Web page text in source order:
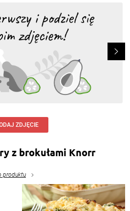
ZDJĘCIE
z brokułami Knorr
produktu